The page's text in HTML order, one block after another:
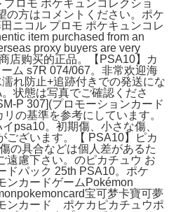
プロモ ポケキュンコレクショ
の方はコメントください。ポケ
ニコル プロモ ポケキュンコレ
item purchased from an
proxy buyers are very
店购买的正品。【PSA10】カ
ム s7R 074/067。非常欢迎海
れ防止+追跡付きでの発送にな
状態は写真でご確認くださ
P 307](プロモーションカード
の基準を参考にしています。
psa10。初期傷、小さな傷、
ございます。【 PSA10】ピカ
の具合などは個人差があるた
遠慮下さい。のピカチュウ お
パック 25th PSA10。ポケ
カードゲームPokémon
宝可梦卡寶可夢
ンカード ポケカピカチュウポ